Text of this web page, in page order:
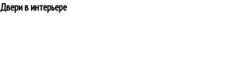
Двери в интерьере